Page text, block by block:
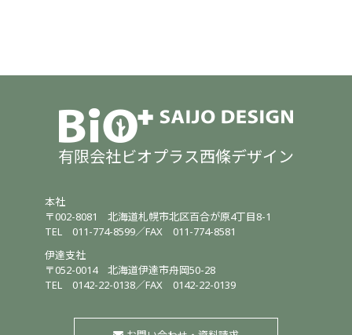
有限会社ビオプラス西條デザイン
本社
〒002-8081北海道札幌市北区百合が原4丁目8-1
TEL011-774-8599／FAX 011-774-8581
伊達支社
〒052-0014北海道伊達市舟岡50-28
TEL0142-22-0138／FAX 0142-22-0139